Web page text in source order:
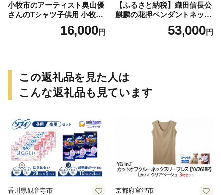
小牧市のアーティスト奥山優
さんのTシャツ子供用 小牧市
16,000円
【ふるさと納税】織田信長公
麒麟の花押ペンダントネック
53,000円
この返礼品を見た人は
こんな返礼品も見ています
香川県観音寺市 京都府宮津市